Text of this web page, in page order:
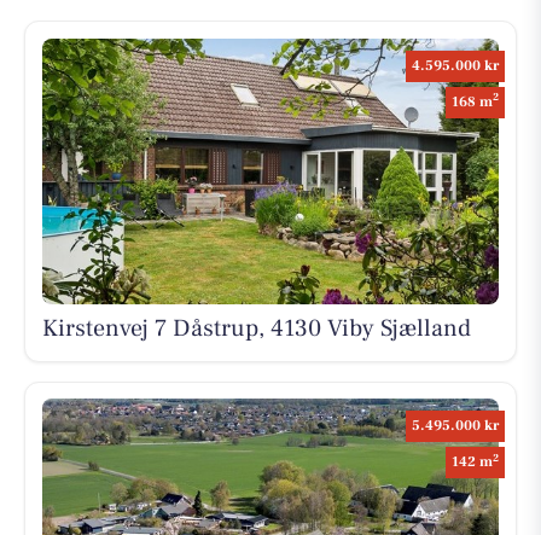
4.595.000 kr
168 m2
Kirstenvej 7 Dåstrup, 4130 Viby Sjælland
5.495.000 kr
142 m2